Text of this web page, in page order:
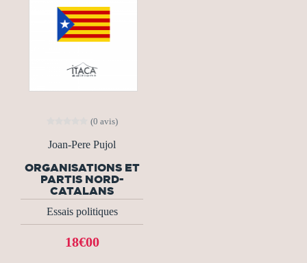
(0 avis)
Joan-Pere Pujol
ORGANISATIONS ET
PARTIS NORD-
CATALANS
Essais politiques
18€00